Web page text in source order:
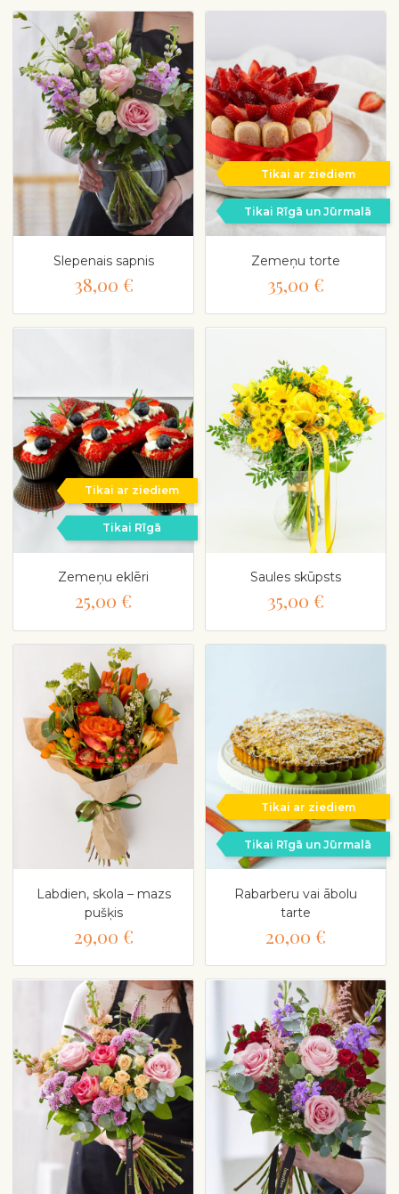
Slepenais sapnis
38,00 €
Tikai ar ziediem
Tikai Rīgā un Jūrmalā
Zemeņu torte
35,00 €
Tikai ar ziediem
Tikai Rīgā
Zemeņu eklēri
25,00 €
Saules skūpsts
35,00 €
Labdien, skola – mazs
pušķis
29,00 €
Tikai ar ziediem
Tikai Rīgā un Jūrmalā
Rabarberu vai ābolu
tarte
20,00 €